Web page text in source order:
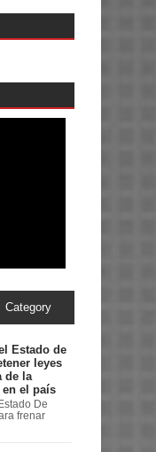
Category
Estado de
leyes
de la
en el país
De
frenar